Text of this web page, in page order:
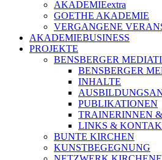
AKADEMIEextra
GOETHE AKADEMIE
VERGANGENE
AKADEMIEBUSINESS
PROJEKTE
BENSBERGER
BENSBERGER
INHALTE
PUBLIKATIONEN
TRAINERINNEN
LINKS &
BUNTE KIRCHEN
KUNSTBEGEGNUNG